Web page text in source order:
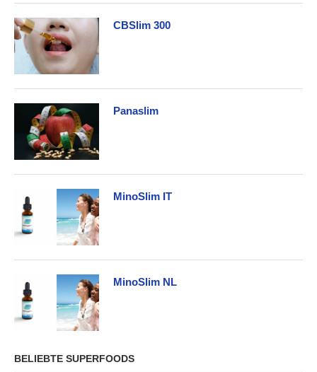
CBSlim 300
Panaslim
MinoSlim IT
MinoSlim NL
BELIEBTE SUPERFOODS